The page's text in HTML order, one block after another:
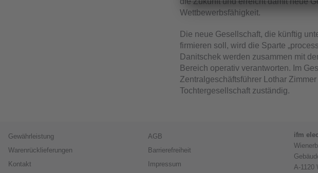
Wettbewerbsfähigkeit.
Die neue Gesellschaft, die künftig
firmieren soll, wird die Sparte
Danitschek werden zusammen mit
Bereich operativ verantworten. Im
Zentralgeschäftsführer Lothar
Tochtergesellschaft zuständig.
Gewährleistung
Warenrücklieferungen
Kontakt
AGB
Barrierefreiheit
Impressum
ifm
A-1120